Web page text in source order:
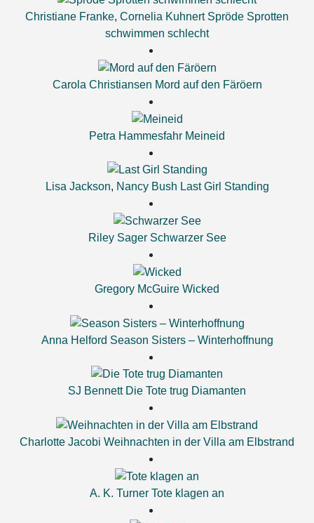
Christiane Franke, Cornelia Kuhnert Spröde Sprotten
schwimmen schlecht
Carola Christiansen Mord auf den Färöern
Petra Hammesfahr Meineid
Lisa Jackson, Nancy Bush Last Girl Standing
Riley Sager Schwarzer See
Gregory McGuire Wicked
Anna Helford Season Sisters – Winterhoffnung
SJ Bennett Die Tote trug Diamanten
Charlotte Jacobi Weihnachten in der Villa am Elbstrand
A. K. Turner Tote klagen an